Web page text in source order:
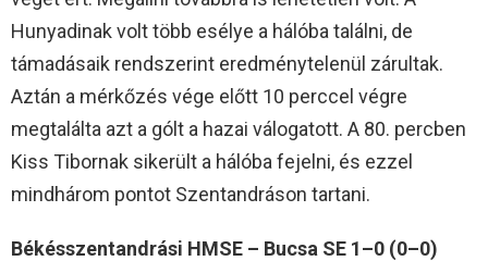
Hunyadinak volt több esélye a hálóba találni, de
támadásaik rendszerint eredménytelenül zárultak.
Aztán a mérkőzés vége előtt 10 perccel végre
megtalálta azt a gólt a hazai válogatott. A 80. percben
Kiss Tibornak sikerült a hálóba fejelni, és ezzel
mindhárom pontot Szentandráson tartani.
Békésszentandrási HMSE – Bucsa SE 1–0 (0–0)